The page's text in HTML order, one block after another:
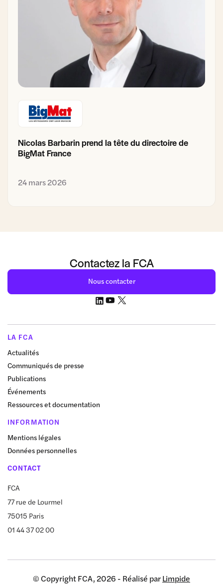
Nicolas Barbarin prend la tête du directoire de
BigMat France
24 mars 2026
Contactez la FCA
Nous contacter
LA FCA
Actualités
Communiqués de presse
Publications
Événements
Ressources et documentation
INFORMATION
Mentions légales
Données personnelles
CONTACT
FCA
77 rue de Lourmel
75015 Paris
01 44 37 02 00
© Copyright FCA, 2026 - Réalisé parLimpide